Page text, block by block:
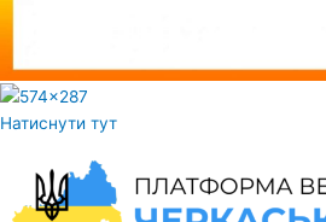
Натиснути тут